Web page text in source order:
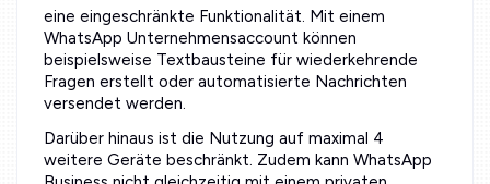
eine eingeschränkte Funktionalität. ‍Mit einem
WhatsApp Unternehmensaccount können
beispielsweise Textbausteine für wiederkehrende
Fragen erstellt oder automatisierte Nachrichten
versendet werden.
Darüber hinaus ist die Nutzung auf maximal 4
weitere Geräte beschränkt. Zudem kann WhatsApp